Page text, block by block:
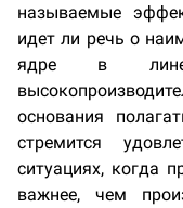
называемые
идет ли речь о
ядре в
основания
стремится
ситуациях, когда
важнее, чем